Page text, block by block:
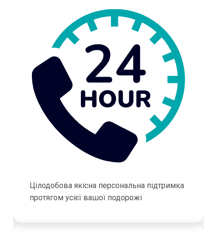
Цілодобова якісна персональна підтримка
протягом усієї вашої подорожі